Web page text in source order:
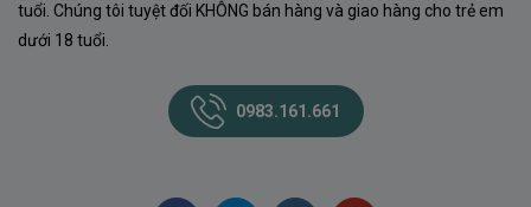
tuổi. Chúng tôi tuyệt đối KHÔNG bán hàng và giao hàng cho trẻ em
dưới 18 tuổi.
0983.161.661